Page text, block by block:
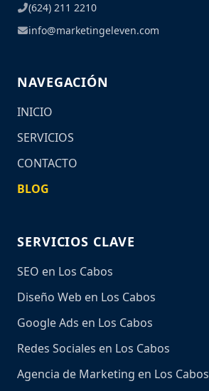
(624) 211 2210
info@marketingeleven.com
NAVEGACIÓN
INICIO
SERVICIOS
CONTACTO
BLOG
SERVICIOS CLAVE
SEO en Los Cabos
Diseño Web en Los Cabos
Google Ads en Los Cabos
Redes Sociales en Los Cabos
Agencia de Marketing en Los Cabos